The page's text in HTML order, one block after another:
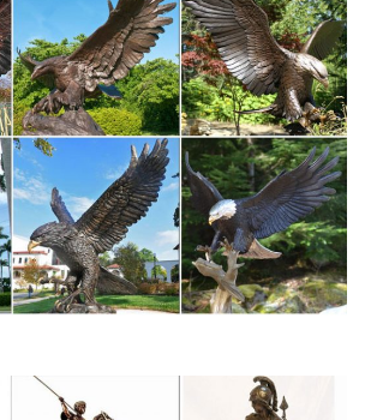
по МосквеФранцузский стиль.
коллекции «Собаки». Предмет декора
бульдог" большой – продажа оптом…
бульдог" большой купить в
по России.Статуэтка "Французский
подарок как взрослым, так и
Животные, Собака. Символ года.
| Хиты продаж
оловянные солдатики,
Символ 2018 года – собака.
» СОБАКИ – ПОРОДЫ